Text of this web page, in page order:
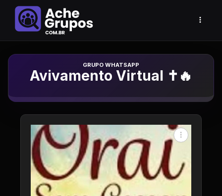
Grupo de Whatsapp
Avivamento Virtual ✝️🔥